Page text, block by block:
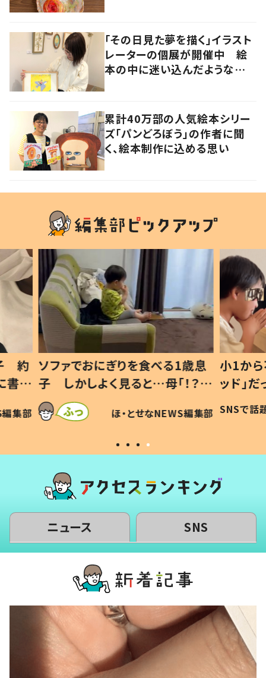
「その日見た夢を描く」イラスト
レーターの個展が開催中 絵
本の中に迷い込んだような想
累計40万部の人気絵本シリー
ズ「パンどろぼう」の作者に聞
く、絵本制作に込める思い
歳息
？」
編集部
小1から不登校、息子は「ギフテ
ッド」だった 父が“ウチ給食”を
作り続ける理由とは #令和の親
#令和の子
SNSで話題 ほ・とせなNEWS編集部
ひ孫
が、抱
「涙
い」
ニュース SNS